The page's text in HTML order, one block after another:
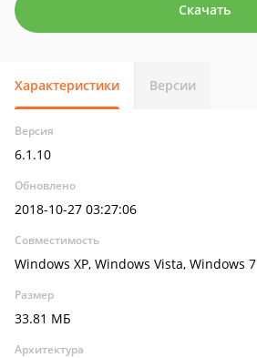
Скачать
Характеристики Версии
Версия
6.1.10
Обновлено
2018-10-27 03:27:06
Совместимость
Windows XP, Windows Vista, Windows 7
Размер
33.81 МБ
Архитектура